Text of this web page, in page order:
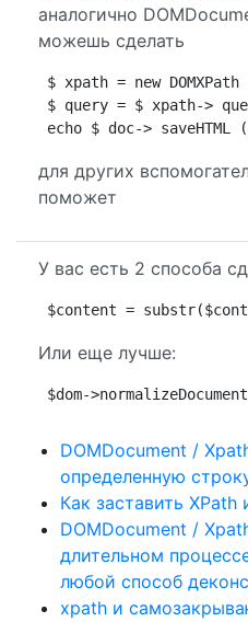
аналогично
можешь сделать
$ xpath = new
$ query = $ xpath->
для других
поможет
У вас есть 2 способа
$content =
Или еще лучше:
$dom-
DOMDocument /
определенную
Как заставить XPath
DOMDocument /
длительном
любой способ
xpath и